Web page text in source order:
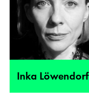
Inka Löwendorf